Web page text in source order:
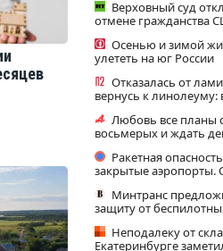
Верховный суд
отмене гражданства
Осенью и зимой
улететь на юг России
Отказалась от
вернусь к линолеуму:
Любовь все планы
восьмерых и ждать
Ракетная
закрытые аэропорты.
Минтранс
защиту от
Неподалеку от
Екатеринбурге